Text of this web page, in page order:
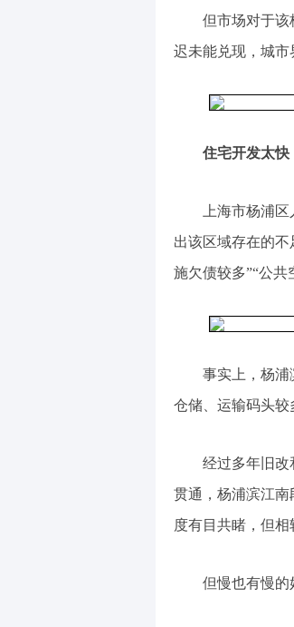
但市场对于该
迟未能兑现，城市
住宅开发太快
上海市杨浦
出该区域存在的
施欠债较多”“公共
事实上，杨浦
仓储、运输码头较
经过多年旧改
贯通，杨浦滨江南
度有目共睹，但相
但慢也有慢的